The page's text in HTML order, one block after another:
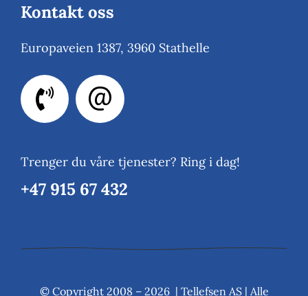
Kontakt oss
Europaveien 1387, 3960 Stathelle
Trenger du våre tjenester? Ring i dag!
+47 915 67 432
© Copyright 2008 – 2026 | Tellefsen AS| Alle